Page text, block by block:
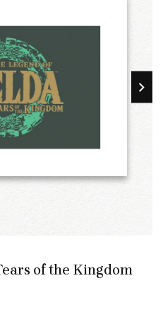
of the Kingdom